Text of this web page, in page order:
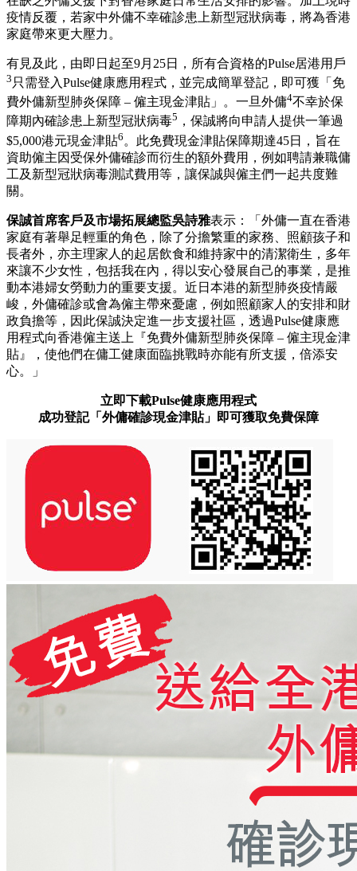
疫情反覆，若家中外傭不幸確診患上新型冠狀病毒，將為香港
家庭帶來更大壓力。
有見及此，由即日起至9月25日，所有合資格的Pulse居港用戶
3 只需登入Pulse健康應用程式，並完成簡單登記，即可獲「免
費外傭新型肺炎保障 – 僱主現金津貼」。一旦外傭4不幸於保
障期內確診患上新型冠狀病毒5 ，保誠將向申請人提供一筆過
$5,000港元現金津貼6 。此免費現金津貼保障期達45日，旨在
資助僱主因受保外傭確診而衍生的額外費用，例如聘請兼職傭
工及新型冠狀病毒測試費用等，讓保誠與僱主們一起共度難
關。
保誠首席客戶及市場拓展總監吳詩雅表示：「外傭一直在香港
家庭有著舉足輕重的角色，除了分擔繁重的家務、照顧孩子和
長者外，亦主理家人的起居飲食和維持家中的清潔衛生，多年
來讓不少女性，包括我在內，得以安心發展自己的事業，是推
動本港婦女勞動力的重要支援。近日本港的新型肺炎疫情嚴
峻，外傭確診或會為僱主帶來憂慮，例如照顧家人的安排和財
政負擔等，因此保誠決定進一步支援社區，透過Pulse健康應
用程式向香港僱主送上『免費外傭新型肺炎保障 – 僱主現金津
貼』，使他們在傭工健康面臨挑戰時亦能有所支援，倍添安
心。」
立即下載Pulse健康應用程式
成功登記「外傭確診現金津貼」即可獲取免費保障